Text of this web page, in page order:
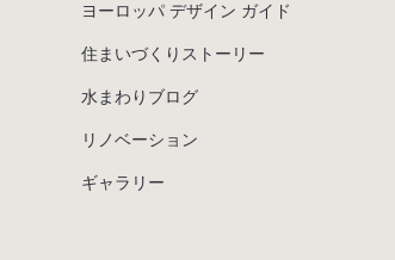
ヨーロッパ デザイン ガイド
住まいづくりストーリー
水まわりブログ
リノベーション
ギャラリー